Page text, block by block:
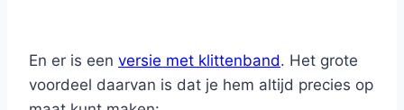
En er is een versie met klittenband. Het grote
voordeel daarvan is dat je hem altijd precies op